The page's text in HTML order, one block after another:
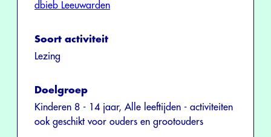
dbieb Leeuwarden
Soort activiteit
Lezing
Doelgroep
Kinderen 8 - 14 jaar, Alle leeftijden - activiteiten
ook geschikt voor ouders en grootouders